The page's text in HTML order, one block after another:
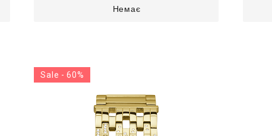
Немає
Sale - 60%